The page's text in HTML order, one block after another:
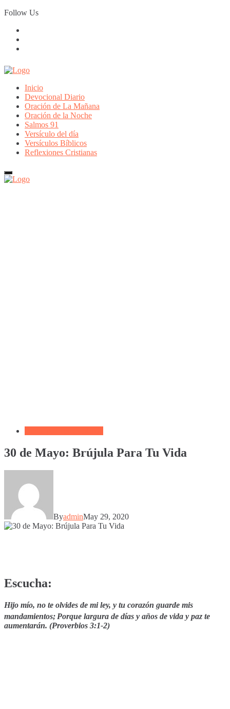
Skip
to
Follow Us
Inicio
Devocional Diario
Oración de La Mañana
Oración de la Noche
Salmos 91
Versículo del día
Versículos Bíblicos
Reflexiones Cristianas
30 de Mayo: Brújula Para Tu Vida
ByadminMay 29, 2020
Escucha:
Hijo mío, no te olvides de mi ley, y tu corazón guarde mis
mandamientos; Porque largura de días y años de vida y paz te
aumentarán. (Proverbios 3:1-2)